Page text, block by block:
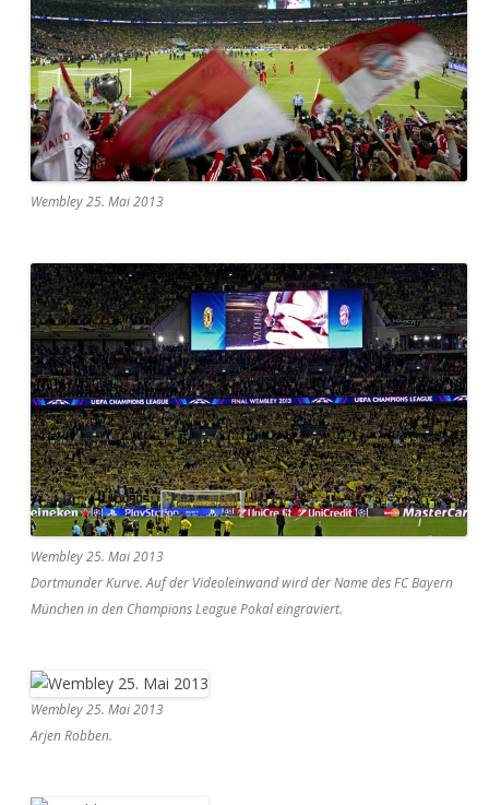
Wembley 25. Mai 2013
Wembley 25. Mai 2013
Dortmunder Kurve. Auf der Videoleinwand wird der Name des FC Bayern
München in den Champions League Pokal eingraviert.
Wembley 25. Mai 2013
Arjen Robben.